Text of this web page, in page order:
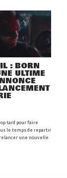
: BORN
ULTIME
tard pour faire
le temps de repartir
une nouvelle